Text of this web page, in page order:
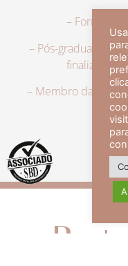
– Formação
– Pós-graduação
finalizado a
– Membro da
com